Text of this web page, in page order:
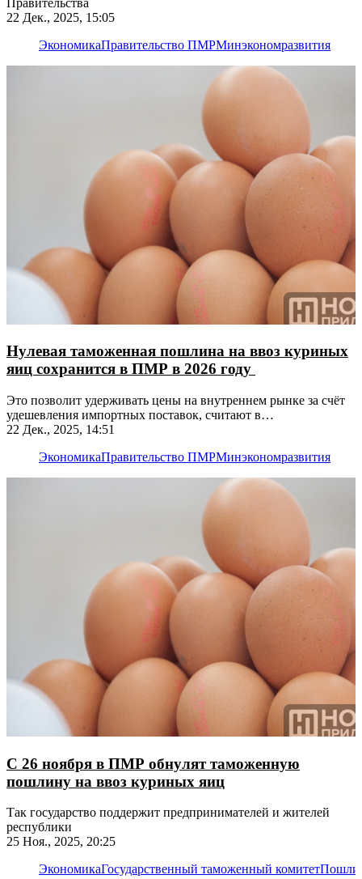
22 Дек., 2025, 15:05
ЭкономикаПравительство ПМРМинэкономразвития
Нулевая таможенная пошлина на ввоз куриных
яиц сохранится в ПМР в 2026 году
Это позволит удерживать цены на внутреннем рынке за счёт
удешевления импортных поставок, считают в
Минэкономразвития
22 Дек., 2025, 14:51
ЭкономикаПравительство ПМРМинэкономразвития
С 26 ноября в ПМР обнулят таможенную
пошлину на ввоз куриных яиц
Так государство поддержит предпринимателей и жителей
республики
25 Ноя., 2025, 20:25
ЭкономикаГосударственный таможенный комитет